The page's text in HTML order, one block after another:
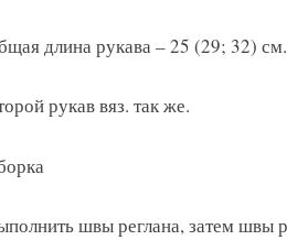
длина рукава – 25 (29; 32) см.
рукав вяз. так же.
швы реглана, затем швы